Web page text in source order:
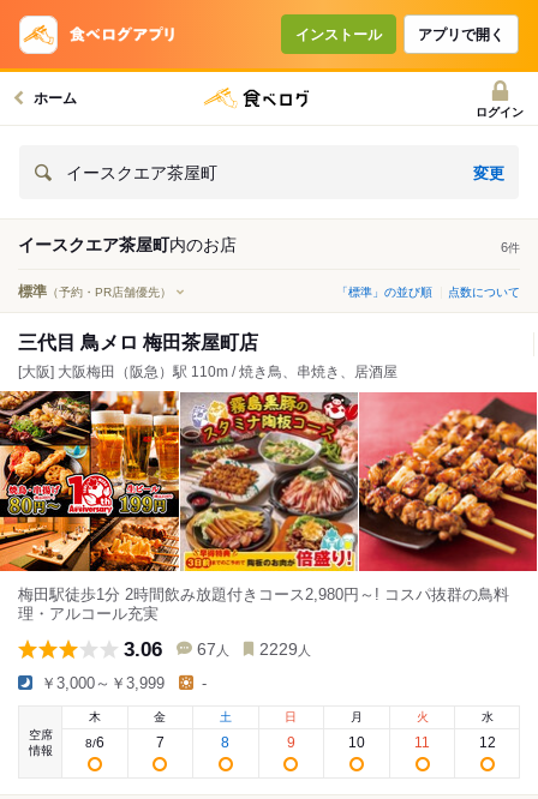
インストール アプリで開く
ホーム
ログイン
イースクエア茶屋町 変更
イースクエア茶屋町内のお店 6件
標準 （予約・PR店舗優先） 「標準」の並び順 点数について
三代目 鳥メロ 梅田茶屋町店
[大阪] 大阪梅田（阪急）駅 110m / 焼き鳥、串焼き、居酒屋
梅田駅徒歩1分 2時間飲み放題付きコース2,980円～! コスパ抜群の鳥料
理・アルコール充実
3.06 67 人 2229 人
￥3,000～￥3,999 -
空席
情報
木
8/6
金
7
土
8
日
9
月
10
火
11
水
12